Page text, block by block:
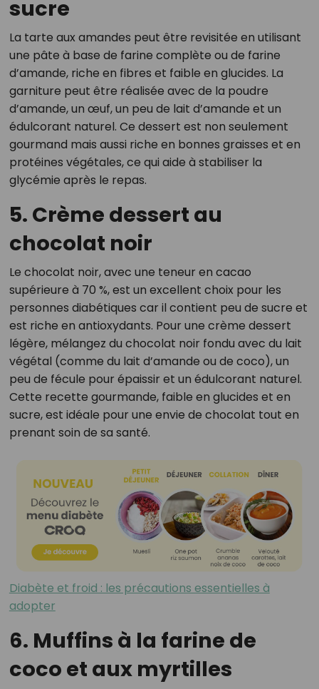
sucre
La tarte aux amandes peut être revisitée en utilisant
une pâte à base de farine complète ou de farine
d’amande, riche en fibres et faible en glucides. La
garniture peut être réalisée avec de la poudre
d’amande, un œuf, un peu de lait d’amande et un
édulcorant naturel. Ce dessert est non seulement
gourmand mais aussi riche en bonnes graisses et en
protéines végétales, ce qui aide à stabiliser la
glycémie après le repas.
5. Crème dessert au
chocolat noir
Le chocolat noir, avec une teneur en cacao
supérieure à 70 %, est un excellent choix pour les
personnes diabétiques car il contient peu de sucre et
est riche en antioxydants. Pour une crème dessert
légère, mélangez du chocolat noir fondu avec du lait
végétal (comme du lait d’amande ou de coco), un
peu de fécule pour épaissir et un édulcorant naturel.
Cette recette gourmande, faible en glucides et en
sucre, est idéale pour une envie de chocolat tout en
prenant soin de sa santé.
Diabète et froid : les précautions essentielles à
adopter
6. Muffins à la farine de
coco et aux myrtilles